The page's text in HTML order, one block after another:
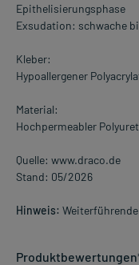
Epithelisierungsphase
Exsudation: schwache
Kleber:
Hypoallergener
Material:
Hochpermeabler
Quelle: www.draco.de
Stand: 05/2026
Hinweis: